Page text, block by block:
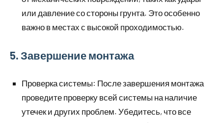
или давление со стороны грунта. Это особенно
важно в местах с высокой проходимостью.
5. Завершение монтажа
Проверка системы: После завершения монтажа
проведите проверку всей системы на наличие
утечек и других проблем. Убедитесь, что все